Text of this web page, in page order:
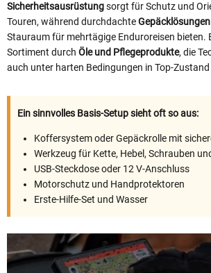
Sicherheitsausrüstungsorgt für Schutz und
Touren, während durchdachteGepäcklösungen
Stauraum für mehrtägige Enduroreisen bieten.
Sortiment durch Öle und Pflegeprodukte, die
auch unter harten Bedingungen in
Ein sinnvolles Basis-Setup sieht oft so aus:
Koffersystem oder Gepäckrolle mit
Werkzeug für Kette, Hebel, Schrauben
USB-Steckdose oder 12 V-Anschluss
Motorschutz und Handprotektoren
Erste-Hilfe-Set und Wasser